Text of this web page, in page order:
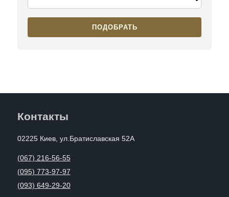
ПОДОБРАТЬ
Контакты
02225 Киев, ул.Братиславская 52А
(067) 216-56-55
(095) 773-97-97
(093) 649-29-20